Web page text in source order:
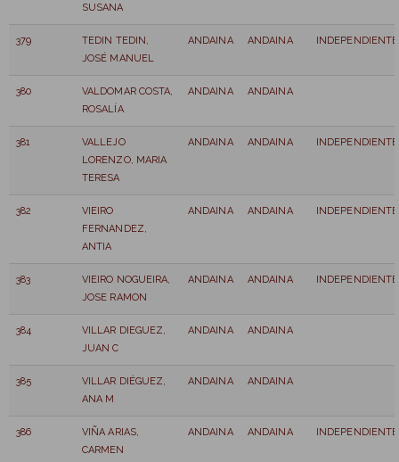
SUSANA
379
TEDIN TEDIN,
JOSÉ MANUEL
ANDAINA ANDAINA INDEPENDIENTE
380
VALDOMAR COSTA,
ROSALÍA
ANDAINA ANDAINA
381
VALLEJO
LORENZO, MARIA
TERESA
ANDAINA ANDAINA INDEPENDIENTE
382
VIEIRO
FERNANDEZ,
ANTIA
ANDAINA ANDAINA INDEPENDIENTE
383
VIEIRO NOGUEIRA,
JOSE RAMON
ANDAINA ANDAINA INDEPENDIENTE
384
VILLAR DIEGUEZ,
JUAN C
ANDAINA ANDAINA
385
VILLAR DIÉGUEZ,
ANA M
ANDAINA ANDAINA
386
VIÑA ARIAS,
CARMEN
ANDAINA ANDAINA INDEPENDIENTE